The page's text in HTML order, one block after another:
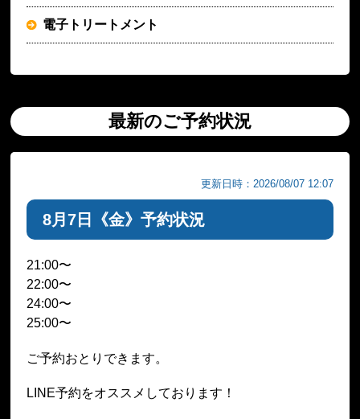
電子トリートメント
最新のご予約状況
更新日時：2026/08/07 12:07
8月7日《金》予約状況
21:00〜
22:00〜
24:00〜
25:00〜
ご予約おとりできます。
LINE予約をオススメしております！